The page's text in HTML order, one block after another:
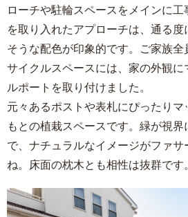
ローチや駐輪スペースをメインに
を取り入れたアプローチは、通る度
そうな配色が印象的です。ご家族
サイクルスペースには、家の外観に
ルポートを取り付けました。
元々あるポストや表札にぴったり
もとの植栽スペースです。緑が視
で、ナチュラルなイメージがファ
ね。床面の枕木とも相性は抜群です。